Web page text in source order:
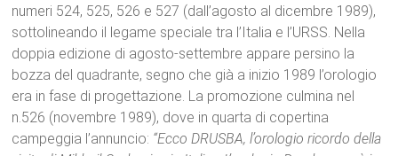
numeri 524, 525, 526 e 527 (dall’agosto al dicembre 1989),
sottolineando il legame speciale tra l’Italia e l’URSS. Nella
doppia edizione di agosto-settembre appare persino la
bozza del quadrante, segno che già a inizio 1989 l’orologio
era in fase di progettazione. La promozione culmina nel
n.526 (novembre 1989), dove in quarta di copertina
campeggia l’annuncio: “Ecco DRUSBA, l’orologio ricordo della